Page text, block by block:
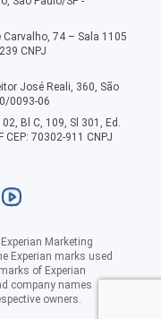
Carvalho, 74 – Sala 1105
CNPJ
José Reali, 360, São
0093-06
Bl C, 109, Sl 301, Ed.
70302-911 CNPJ
Marketing
Experian marks used
of Experian
company names
owners.